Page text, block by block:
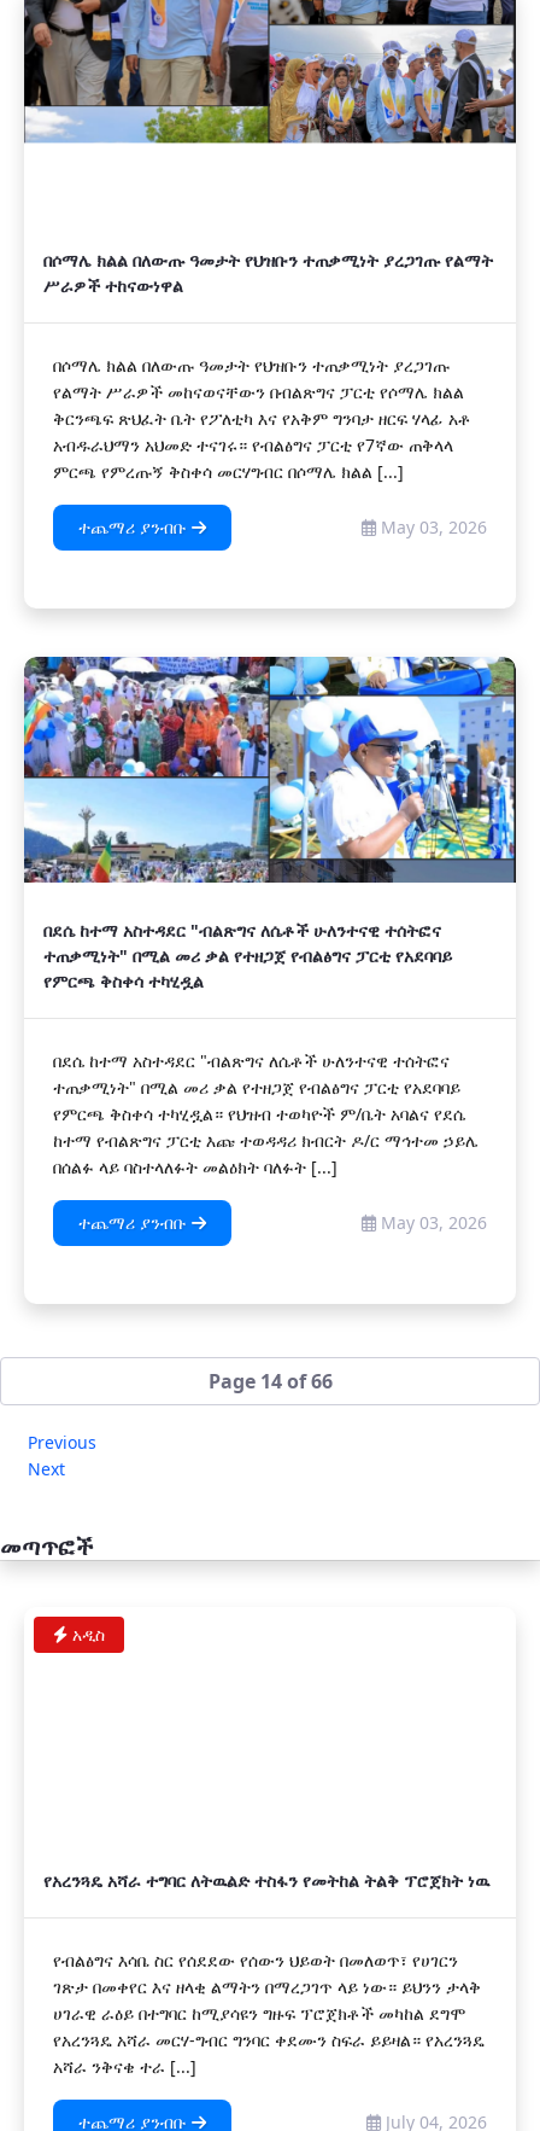
በሶማሌ ክልል በለውጡ ዓመታት የህዝቡን ተጠቃሚነት ያረጋገጡ የልማት
ሥራዎች ተከናውነዋል
በሶማሌ ክልል በለውጡ ዓመታት የህዝቡን ተጠቃሚነት ያረጋገጡ
የልማት ሥራዎች መከናወናቸውን በብልጽግና ፓርቲ የሶማሌ ክልል
ቅርንጫፍ ጽህፈት ቤት የፖለቲካ እና የአቅም ግንባታ ዘርፍ ሃላፊ አቶ
አብዱራህማን አህመድ ተናገሩ። የብልፅግና ፓርቲ የ7ኛው ጠቅላላ
ምርጫ የምረጡኝ ቅስቀሳ መርሃግብር በሶማሌ ክልል [...]
ተጨማሪ ያንብቡ May 03, 2026
በደሴ ከተማ አስተዳደር "ብልጽግና ለሴቶች ሁለንተናዊ ተሰትፎና
ተጠቃሚነት" በሚል መሪ ቃል የተዘጋጀ የብልፅግና ፓርቲ የአደባባይ
የምርጫ ቅስቀሳ ተካሂዷል
በደሴ ከተማ አስተዳደር "ብልጽግና ለሴቶች ሁለንተናዊ ተሰትፎና
ተጠቃሚነት" በሚል መሪ ቃል የተዘጋጀ የብልፅግና ፓርቲ የአደባባይ
የምርጫ ቅስቀሳ ተካሂዷል። የህዝብ ተወካዮች ም/ቤት አባልና የደሴ
ከተማ የብልጽግና ፓርቲ እጩ ተወዳዳሪ ክብርት ዶ/ር ማኅተመ ኃይሌ
በሰልፉ ላይ ባስተላለፉት መልዕክት ባለፉት [...]
ተጨማሪ ያንብቡ May 03, 2026
Page 14 of 66
Previous
Next
መጣጥፎች
አዲስ
የአረንጓዴ አሻራ ተግባር ለትዉልድ ተስፋን የመትከል ትልቅ ፕሮጀክት ነዉ
የብልፅግና እሳቤ ስር የሰደደው የሰውን ህይወት በመለወጥ፣ የሀገርን
ገጽታ በመቀየር እና ዘላቂ ልማትን በማረጋገጥ ላይ ነው። ይህንን ታላቅ
ሀገራዊ ራዕይ በተግባር ከሚያሳዩን ግዙፍ ፕሮጀክቶች መካከል ደግሞ
የአረንጓዴ አሻራ መርሃ-ግብር ግንባር ቀደሙን ስፍራ ይይዛል። የአረንጓዴ
አሻራ ንቅናቄ ተራ [...]
ተጨማሪ ያንብቡ July 04, 2026